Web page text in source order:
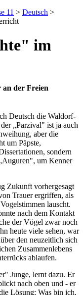
11 > Deutsch >
im
der Freien
Deutsch die Waldorf-
„Parzival" ist ja auch
aber die
um Päpste,
sondern
um Kenner
Zukunft vorhergesagt
Trauer ergriffen, als
lauscht.
nach dem Kontakt
der Vögel zwar noch
heute viele sehen, war
den neuzeitlich sich
Zusammenlebens
ablaufen.
Junge, lernt dazu. Er
nach oben und - er
Lösung: Was bin ich,